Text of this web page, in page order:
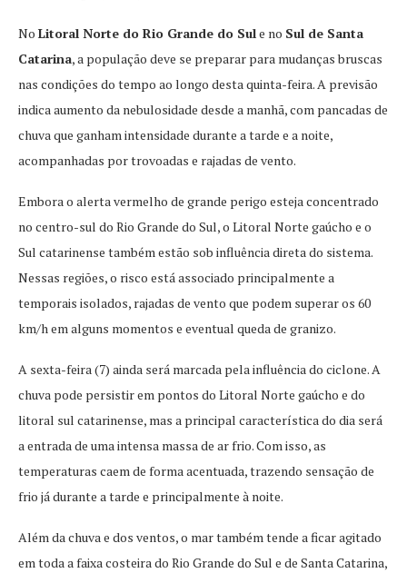
No Litoral Norte do Rio Grande do Sule no Sul de Santa
Catarina, a população deve se preparar para mudanças bruscas
nas condições do tempo ao longo desta quinta-feira. A previsão
indica aumento da nebulosidade desde a manhã, com pancadas de
chuva que ganham intensidade durante a tarde e a noite,
acompanhadas por trovoadas e rajadas de vento.
Embora o alerta vermelho de grande perigo esteja concentrado
no centro-sul do Rio Grande do Sul, o Litoral Norte gaúcho e o
Sul catarinense também estão sob influência direta do sistema.
Nessas regiões, o risco está associado principalmente a
temporais isolados, rajadas de vento que podem superar os 60
km/h em alguns momentos e eventual queda de granizo.
A sexta-feira (7) ainda será marcada pela influência do ciclone. A
chuva pode persistir em pontos do Litoral Norte gaúcho e do
litoral sul catarinense, mas a principal característica do dia será
a entrada de uma intensa massa de ar frio. Com isso, as
temperaturas caem de forma acentuada, trazendo sensação de
frio já durante a tarde e principalmente à noite.
Além da chuva e dos ventos, o mar também tende a ficar agitado
em toda a faixa costeira do Rio Grande do Sul e de Santa Catarina,